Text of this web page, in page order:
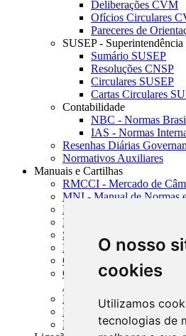
O nosso
cookies
Utilizamos
tecnologias de
Deliberações CVM
Ofícios Circulares
Pareceres de
SUSEP -
Sumário SUSEP
Resoluções CNSP
Circulares SUSEP
Cartas Circulares
Contabilidade
NBC - Normas
IAS - Normas
Resenhas Diárias
Normativos Auxiliares
Manuais e Cartilhas
RMCCI - Mercado de
MNI - Manual de Normas
MTVM - Manual de
MCR - Manual de Crédito
SISORF - Manual de
MASUP - Manual de
CADOC - Catálogo de
CNAE-CONCLA -
Atividades Econômicas
PMF - Cartilhas do BCB
Manuais Auxiliares do
Resenhas Diárias